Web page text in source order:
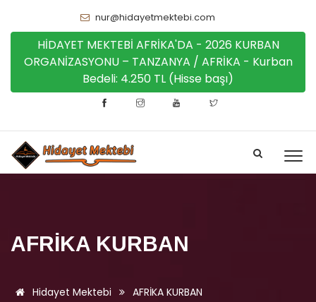
nur@hidayetmektebi.com
HİDAYET MEKTEBİ AFRİKA'DA - 2026 KURBAN
ORGANİZASYONU – TANZANYA / AFRİKA - Kurban
Bedeli: 4.250 TL (Hisse başı)
AFRİKA KURBAN
Hidayet Mektebi AFRİKA KURBAN